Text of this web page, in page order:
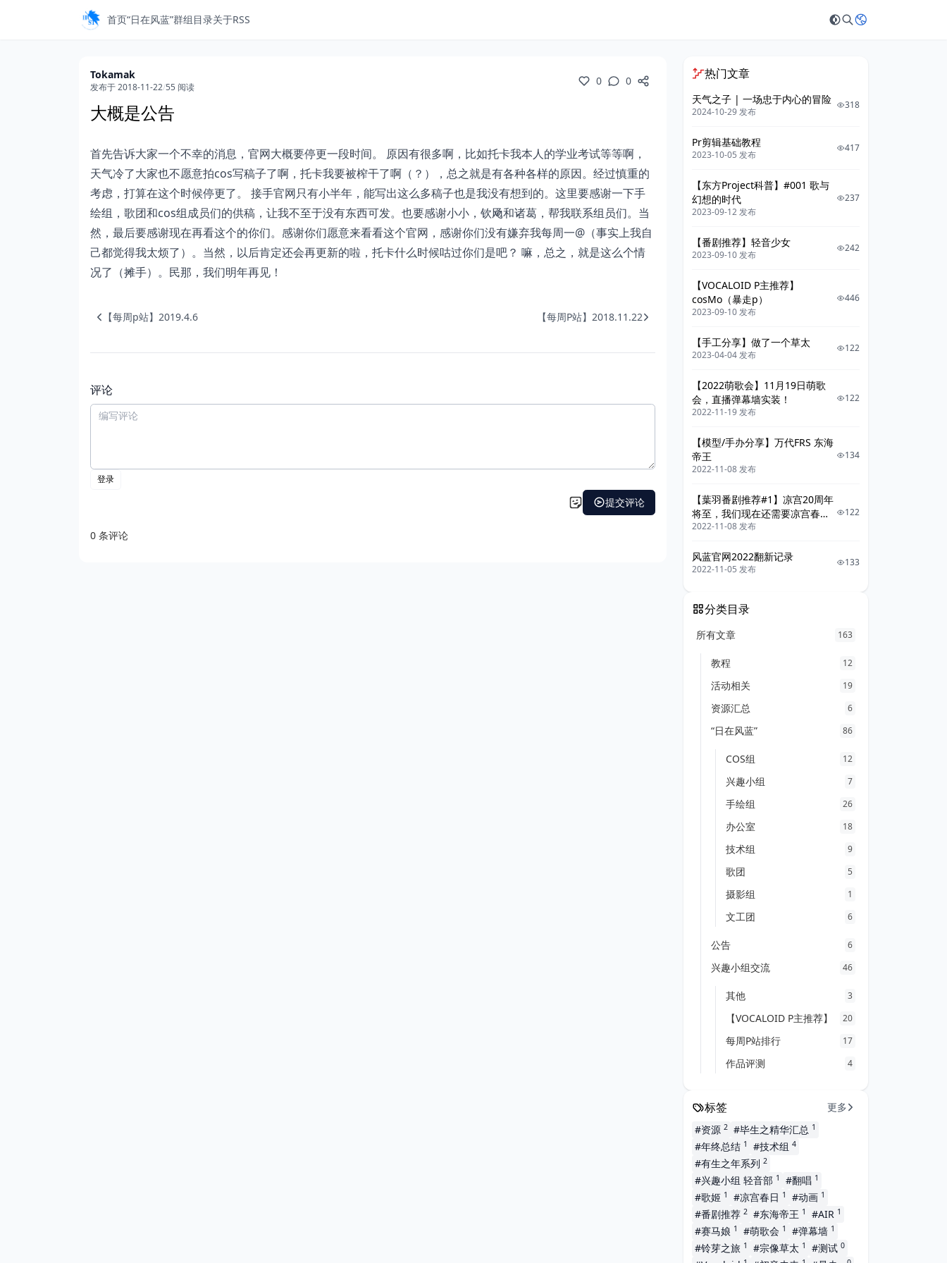
首页“日在风蓝”群组目录关于RSS
Tokamak
发布于 2018-11-22/55 阅读 0 0
大概是公告
首先告诉大家一个不幸的消息，官网大概要停更一段时间。 原因有很多啊，比如托卡我本人的学业考试等等啊，
天气冷了大家也不愿意拍cos写稿子了啊，托卡我要被榨干了啊（？），总之就是有各种各样的原因。经过慎重的
考虑，打算在这个时候停更了。 接手官网只有小半年，能写出这么多稿子也是我没有想到的。这里要感谢一下手
绘组，歌团和cos组成员们的供稿，让我不至于没有东西可发。也要感谢小小，钦飏和诸葛，帮我联系组员们。当
然，最后要感谢现在再看这个的你们。感谢你们愿意来看看这个官网，感谢你们没有嫌弃我每周一@（事实上我自
己都觉得我太烦了）。当然，以后肯定还会再更新的啦，托卡什么时候咕过你们是吧？ 嘛，总之，就是这么个情
况了（摊手）。民那，我们明年再见！
【每周p站】2019.4.6 【每周P站】2018.11.22
评论
热门文章
天气之子 | 一场忠于内心的冒险
2024-10-29 发布
318
Pr剪辑基础教程
2023-10-05 发布
417
【东方Project科普】#001 歌与
幻想的时代
2023-09-12 发布
237
【番剧推荐】轻音少女
2023-09-10 发布
242
【VOCALOID P主推荐】
cosMo（暴走p）
2023-09-10 发布
446
【手工分享】做了一个草太
2023-04-04 发布
122
【2022萌歌会】11月19日萌歌
会，直播弹幕墙实装！
2022-11-19 发布
122
【模型/手办分享】万代FRS 东海
帝王
2022-11-08 发布
134
【葉羽番剧推荐#1】凉宫20周年
将至，我们现在还需要凉宫春日
系列吗
2022-11-08 发布
122
风蓝官网2022翻新记录
2022-11-05 发布
133
分类目录
所有文章 163
教程 12
活动相关 19
资源汇总 6
“日在风蓝” 86
COS组 12
兴趣小组 7
手绘组 26
办公室 18
技术组 9
歌团 5
摄影组 1
文工团 6
公告 6
兴趣小组交流 46
其他 3
【VOCALOID P主推荐】 20
每周P站排行 17
作品评测 4
标签
更多
#资源 2 #毕生之精华汇总 1
#年终总结 1 #技术组 4
#有生之年系列 2
#兴趣小组 轻音部 1 #翻唱 1
#歌姬 1 #凉宫春日 1 #动画 1
#番剧推荐 2 #东海帝王 1 #AIR 1
#赛马娘 1 #萌歌会 1 #弹幕墙 1
#铃芽之旅 1 #宗像草太 1 #测试 0